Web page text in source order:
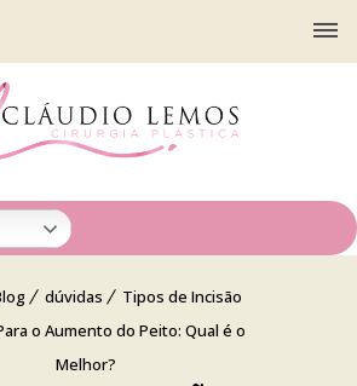
dúvidas
Tipos de Incisão
o Aumento do Peito: Qual é o
Melhor?